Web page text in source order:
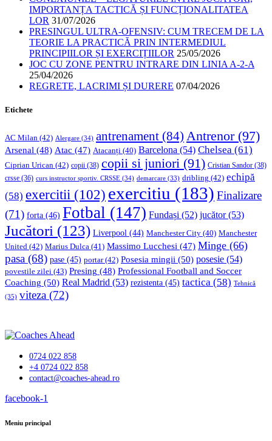
IMPORTANȚA TACTICĂ ȘI FUNCȚIONALITATEA
LOR 31/07/2026
PRESINGUL ULTRA-OFENSIV: CUM TRECEM DE LA
TEORIE LA PRACTICĂ PRIN INTERMEDIUL
PRINCIPIILOR ȘI EXERCIȚIILOR 25/05/2026
JOC CU ZONE PENTRU INTRARE DIN LINIA A-2-A
25/04/2026
REGRETE, LACRIMI ȘI DURERE 07/04/2026
Etichete
AC Milan (42) Alergare (34) antrenament (84) Antrenor(97)
Arsenal (48) Atac (47) Atacanți (40) Barcelona (54) Chelsea (61)
Ciprian Urican (42) copii (38) copii si juniori (91) Cristian Sandor (38)
crsse (36) curs instructor sportiv. CRSSE (34) demarcare (33) dribling (42) echipă
(58) exercitii (102) exercitiu (183) Finalizare
(71) forta (46) Fotbal (147) Fundași (52) jucător(53)
Jucători (123) Liverpool (44) Manchester City (40) Manchester
United (42) Marius Dulca (41) Massimo Lucchesi (47) Minge (66)
pasa (68) pase (45) portar(42) Posesia mingii (50) posesie (54)
povestile zilei (43) Presing (48) Professional Football and Soccer
Coaching (50) Real Madrid (53) rezistenta (45) tactica (58) Tehnică
(35) viteza (72)
0724 022 858
+4 0724 022 858
contact@coaches-ahead.ro
facebook-1
Meniu principal